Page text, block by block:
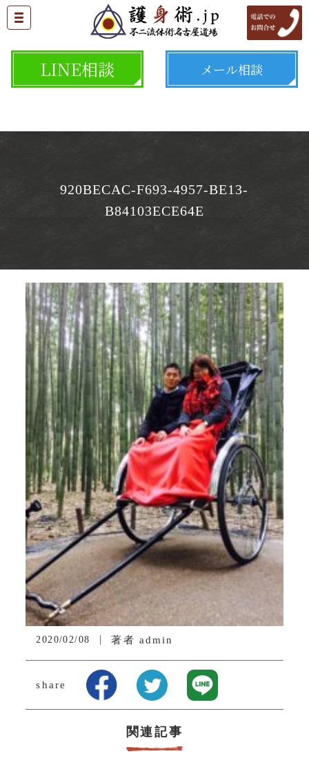
LINE相談 メール相談
920BECAC-F693-4957-BE13-
B84103ECE64E
2020/02/08 著者 admin
share
関連記事